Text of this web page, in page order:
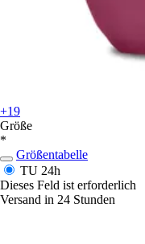
+19
Größe
*
Größentabelle
TU 24h
Dieses Feld ist erforderlich
Versand in 24 Stunden